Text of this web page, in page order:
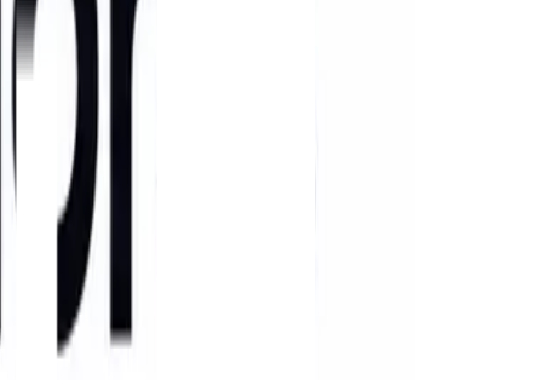
a Fruit Attraction São Paulo vem se consolidando como uma das
verduras e hortaliças.
feira representa uma oportunidade para fortalecer a presença da
setor de frutas e hortaliças. Para empresas que atuam na
negócios e rotas logísticas”, afirma.
setor de frutas brasileiro. Mesmo diante de desafios como
o Brasil registrou em 2025 o terceiro recorde consecutivo
estão manga, uva e limão, produtos que possuem forte
no transporte de manga, uva, melão, limão, avocado,
Espanha e Reino Unido. Para 2026, a expectativa do setor
do acordo comercial entre o Mercosul e a União Europeia.